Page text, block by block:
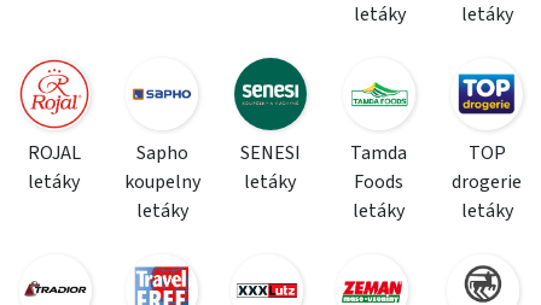
letáky
letáky
ROJAL
letáky
Sapho
koupelny
letáky
SENESI
letáky
Tamda
Foods
letáky
TOP
drogerie
letáky